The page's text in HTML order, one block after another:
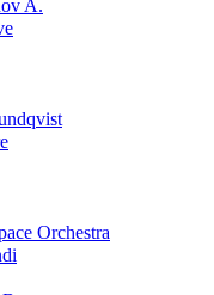
A.
Orchestra